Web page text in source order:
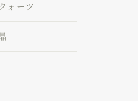
ォーツ